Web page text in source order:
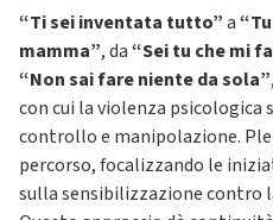
“Ti sei inventata tutto”a
mamma”, da “Sei tu che mi
“Non sai fare niente da sola”
con cui la violenza psicologica
controllo e manipolazione.
percorso, focalizzando le
sulla sensibilizzazione contro